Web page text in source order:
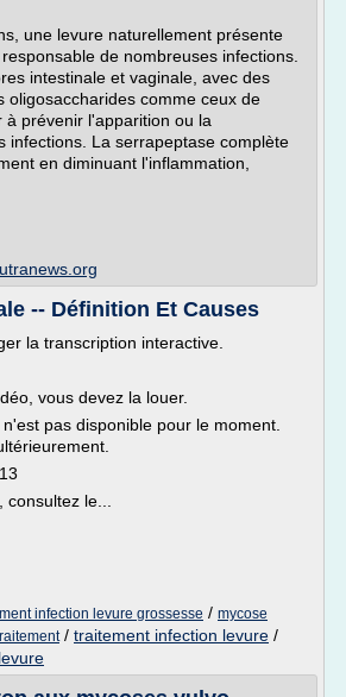
une levure naturellement présente
de nombreuses infections.
intestinale et vaginale, avec des
oligosaccharides comme ceux de
à prévenir l'apparition ou la
infections. La serrapeptase complète
en diminuant l'inflammation,
-- Définition Et Causes
la transcription interactive.
vous devez la louer.
pas disponible pour le moment.
le...
infection levure grossesse / mycose
/ traitement infection levure /